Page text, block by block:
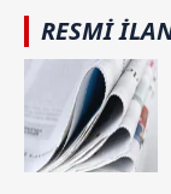
RESMİ